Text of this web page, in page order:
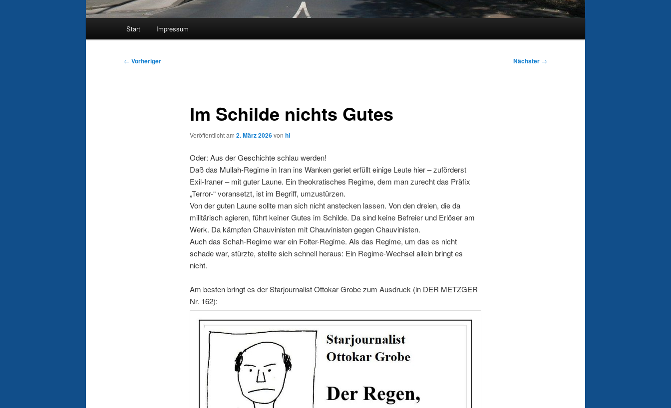
Start Impressum
Beitragsnavigation
← Vorheriger Nächster →
Im Schilde nichts Gutes
Veröffentlicht am 2. März 2026von hl
Oder: Aus der Geschichte schlau werden!
Daß das Mullah-Regime in Iran ins Wanken geriet erfüllt einige Leute hier – zuförderst
Exil-Iraner – mit guter Laune. Ein theokratisches Regime, dem man zurecht das Präfix
„Terror-“ voransetzt, ist im Begriff, umzustürzen.
Von der guten Laune sollte man sich nicht anstecken lassen. Von den dreien, die da
militärisch agieren, führt keiner Gutes im Schilde. Da sind keine Befreier und Erlöser am
Werk. Da kämpfen Chauvinisten mit Chauvinisten gegen Chauvinisten.
Auch das Schah-Regime war ein Folter-Regime. Als das Regime, um das es nicht
schade war, stürzte, stellte sich schnell heraus: Ein Regime-Wechsel allein bringt es
nicht.
Am besten bringt es der Starjournalist Ottokar Grobe zum Ausdruck (in DER METZGER
Nr. 162):